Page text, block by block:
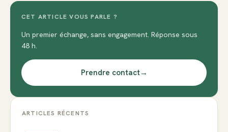
CET ARTICLE VOUS PARLE ?
Un premier échange, sans engagement. Réponse sous
48 h.
Prendre contact→
ARTICLES RÉCENTS